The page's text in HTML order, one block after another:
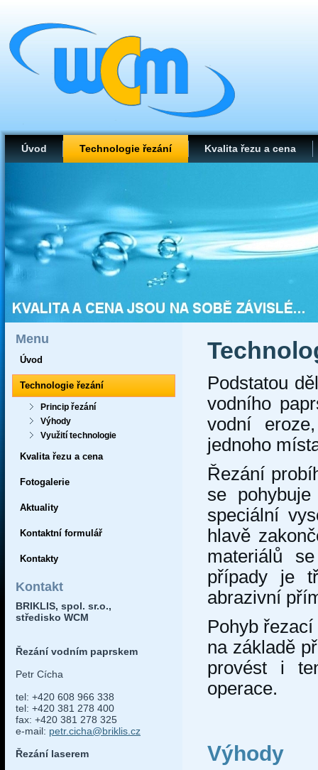
Úvod Technologie řezání Kvalita řezu a cena
Menu
Úvod
Technologie řezání
Princip řezání
Výhody
Využití technologie
Kvalita řezu a cena
Fotogalerie
Aktuality
Kontaktní formulář
Kontakty
Kontakt
BRIKLIS, spol. sr.o.,
středisko WCM
Řezání vodním paprskem
Petr Cícha
tel: +420 608 966 338
tel: +420 381 278 400
fax: +420 381 278 325
e-mail: petr.cicha@briklis.cz
Řezání laserem
Podstatou
vodního
vodní
jednoho
Řezání
se
speciální
hlavě
materiálů
případy je
abrazivní
Pohyb
na základě
provést i
operace.
Výhody